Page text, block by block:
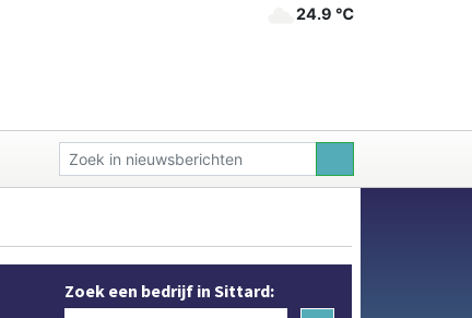
24.9 ℃
Zoek een bedrijf in Sittard: